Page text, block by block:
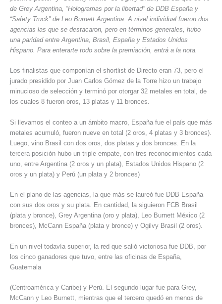
de Grey Argentina, “Hologramas por la libertad” de DDB España y
“Safety Truck” de Leo Burnett Argentina. A nivel individual fueron dos
agencias las que se destacaron, pero en términos generales, hubo
una paridad entre Argentina, Brasil, España y Estados Unidos
Hispano. Para enterarte todo sobre la premiación, entrá a la nota.
Los finalistas que componían el shortlist de Directo eran 73, pero el
jurado presidido por Juan Carlos Gómez de la Torre hizo un trabajo
minucioso de selección y terminó por otorgar 32 metales en total, de
los cuales 8 fueron oros, 13 platas y 11 bronces.
Si llevamos el conteo a un ámbito macro, España fue el país que más
metales acumuló, fueron nueve en total (2 oros, 4 platas y 3 bronces).
Luego, vino Brasil con dos oros, dos platas y dos bronces. En la
tercera posición hubo un triple empate, con tres reconocimientos cada
uno, entre Argentina (2 oros y un plata), Estados Unidos Hispano (2
oros y un plata) y Perú (un plata y 2 bronces)
En el plano de las agencias, la que más se laureó fue DDB España
con sus dos oros y su plata. En cantidad, la siguieron FCB Brasil
(plata y bronce), Grey Argentina (oro y plata), Leo Burnett México (2
bronces), McCann España (plata y bronce) y Ogilvy Brasil (2 oros).
En un nivel todavía superior, la red que salió victoriosa fue DDB, por
los cinco ganadores que tuvo, entre las oficinas de España,
Guatemala
(Centroamérica y Caribe) y Perú. El segundo lugar fue para Grey,
McCann y Leo Burnett, mientras que el tercero quedó en menos de